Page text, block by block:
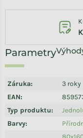
Záruka:
3 roky
EAN:
Typ produktu:
Barvy: